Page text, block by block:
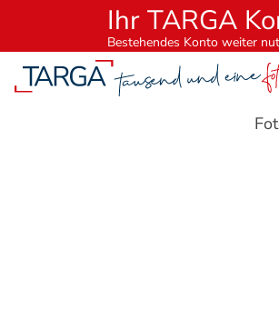
Ihr TARGA
Bestehendes Konto weiter